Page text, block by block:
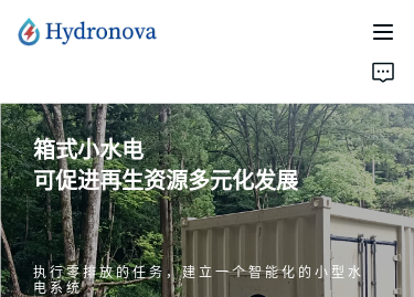
箱式小水电
可促进再生资源多元化发展
执行零排放的任务，建立一个智能化的小型水
电系统
产品介绍
关于我们
联系我们